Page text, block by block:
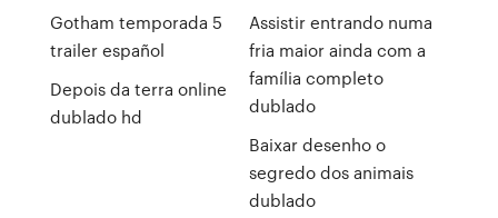
Gotham temporada 5
trailer español
Depois da terra online
dublado hd
Assistir entrando numa
fria maior ainda com a
família completo
dublado
Baixar desenho o
segredo dos animais
dublado